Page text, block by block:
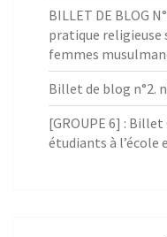
BILLET DE BLOG
pratique religieuse
femmes
Billet de blog n°2.
[GROUPE 6] :
étudiants à l’école